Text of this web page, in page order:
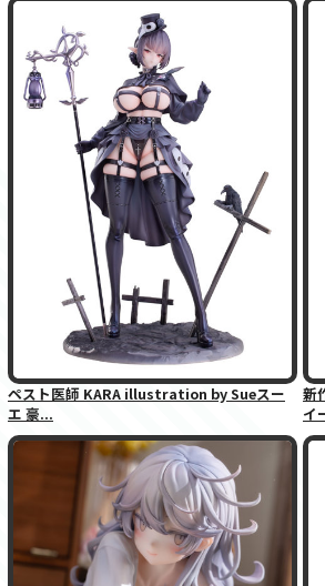
ペスト医師 KARA illustration by Sueスー
エ 豪...
新
イ